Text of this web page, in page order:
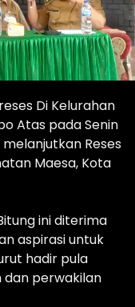
Di Kelurahan
Atas pada Senin
melanjutkan Reses
Maesa, Kota
ini diterima
aspirasi untuk
hadir pula
dan perwakilan